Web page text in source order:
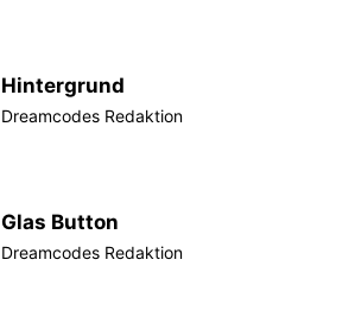
Hintergrund
Dreamcodes Redaktion
Glas Button
Dreamcodes Redaktion